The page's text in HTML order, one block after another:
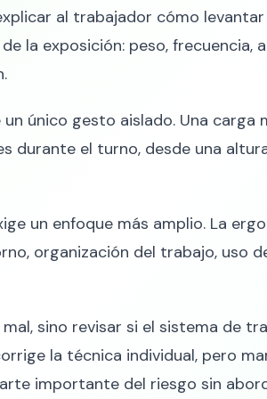
al trabajador cómo
la exposición: peso,
único gesto aislado. Una
durante el turno, desde una
un enfoque más amplio. La
organización del trabajo, uso
sino revisar si el sistema de
la técnica individual, pero
importante del riesgo sin